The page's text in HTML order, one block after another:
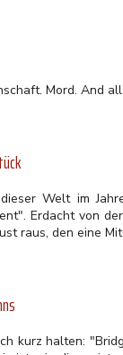
Mord. And
Welt im
Erdacht von
raus, den eine
kurz halten: